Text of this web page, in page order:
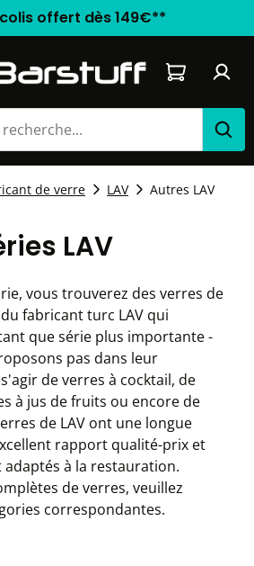
offert dès 149€**
Le panier
de verre LAV Autres LAV
LAV
vous trouverez des verres de
fabricant turc LAV qui
que série plus importante -
pas dans leur
de verres à cocktail, de
à jus de fruits ou encore de
de LAV ont une longue
rapport qualité-prix et
à la restauration.
de verres, veuillez
correspondantes.